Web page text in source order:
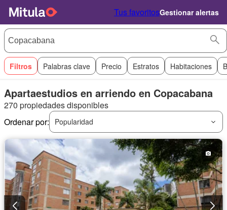
Tus favoritosGestionar alertas
Filtros Palabras clave Precio Estratos Habitaciones
Apartaestudios en arriendo en Copacabana
270 propiedades disponibles
Ordenar por:
Popularidad